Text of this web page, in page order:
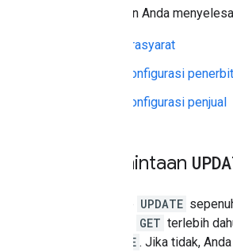
Pastikan Anda
Prasyarat
Konfigurasi penerbit
Konfigurasi penjual
Permintaan
Metode UPDATE
GET terlebih
UPDATE . Jika tidak,